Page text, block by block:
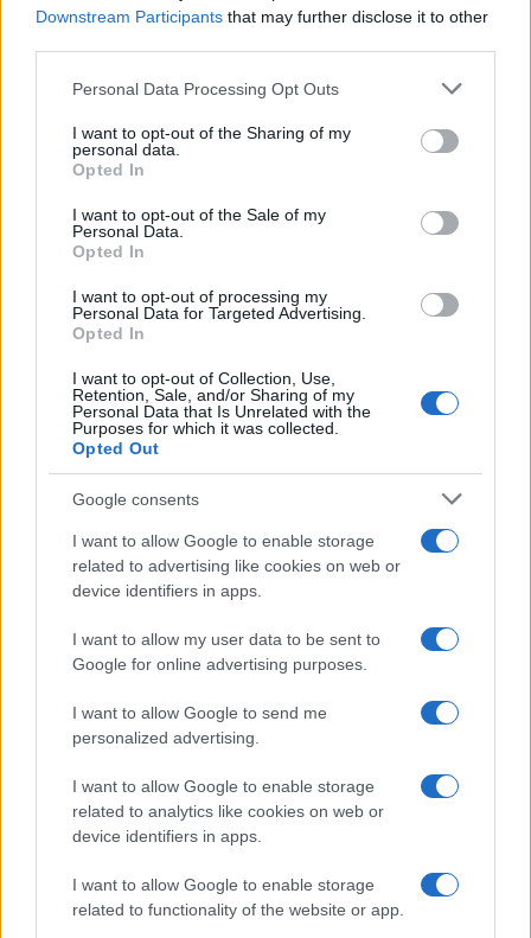
Downstream Participants that may further disclose it to other
Please note that this website/app uses one or more Google
not limited to your visit or usage behaviour. You may click to
grant or deny consent to Google and its third-party tags to
use your data for below specified purposes in below Google
consent section.
Personal Data Processing Opt Outs
I want to opt-out of the Sharing of my
personal data.
Opted In
I want to opt-out of the Sale of my
Personal Data.
Opted In
I want to opt-out of processing my
Personal Data for Targeted Advertising.
Opted In
I want to opt-out of Collection, Use,
Retention, Sale, and/or Sharing of my
Personal Data that Is Unrelated with the
Purposes for which it was collected.
Opted Out
Google consents
I want to allow Google to enable storage
related to advertising like cookies on web or
device identifiers in apps.
I want to allow my user data to be sent to
Google for online advertising purposes.
I want to allow Google to send me
personalized advertising.
I want to allow Google to enable storage
related to analytics like cookies on web or
device identifiers in apps.
I want to allow Google to enable storage
related to functionality of the website or app.
Verder lezen
INVESTERINGEN
Hoe PMT investeert in toekomstige technologieën voor een
Sanne De Vries · 8 aug 2026
INVESTERINGEN
Hoe beleggers valutarisico kunnen afdekken met hedging-
instrumenten